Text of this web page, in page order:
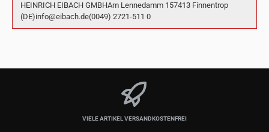
HEINRICH EIBACH GMBHAm Lennedamm 157413 Finnentrop
(DE)info@eibach.de(0049) 2721-511 0
VIELE ARTIKEL VERSANDKOSTENFREI